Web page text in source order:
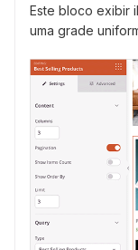
Este bloco exibir
uma grade